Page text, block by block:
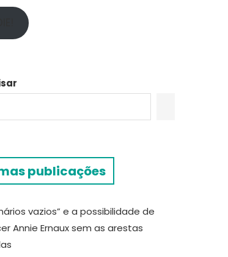
publicações
vazios” e a possibilidade de
Annie Ernaux sem as arestas